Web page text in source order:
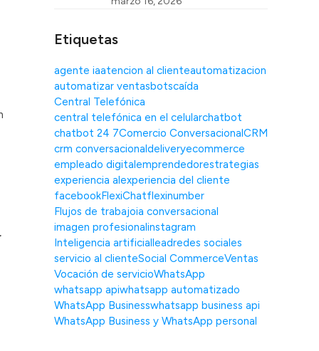
Etiquetas
agente iaatencion al clienteautomatizacion
automatizar ventasbotscaída
Central Telefónica
central telefónica en el celularchatbot
chatbot 24 7Comercio ConversacionalCRM
crm conversacionaldeliveryecommerce
empleado digitalemprendedorestrategias
experiencia alexperiencia del cliente
facebookFlexiChatflexinumber
Flujos de trabajoia conversacional
imagen profesionalinstagram
Inteligencia artificialleadredes sociales
servicio al clienteSocial CommerceVentas
Vocación de servicioWhatsApp
whatsapp apiwhatsapp automatizado
WhatsApp Businesswhatsapp business api
WhatsApp Business y WhatsApp personal